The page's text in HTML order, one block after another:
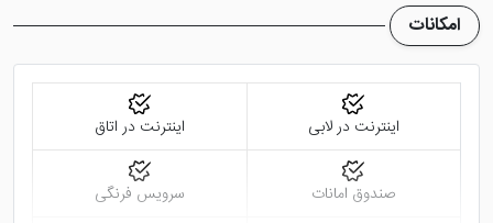
امکانات
اینترنت در لابی اینترنت در اتاق
صندوق امانات سرویس فرنگی